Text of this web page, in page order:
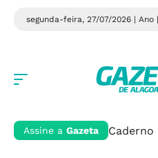
segunda-feira, 27/07/2026 | Ano
Assine a Gazeta Caderno